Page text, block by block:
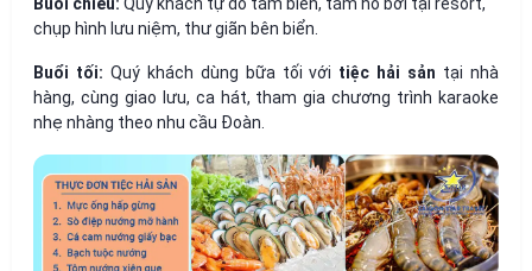
chụp hình lưu niệm, thư giãn bên biển.
Buổi tối: Quý khách dùng bữa tối với tiệc hải sản tại nhà
hàng, cùng giao lưu, ca hát, tham gia chương trình karaoke
nhẹ nhàng theo nhu cầu Đoàn.